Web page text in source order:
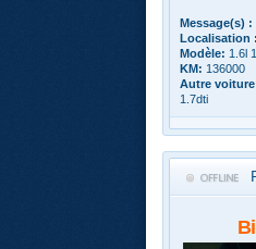
Message(s) :
Localisation :
Modèle: 1.6l
KM: 136000
Autre
1.7dti